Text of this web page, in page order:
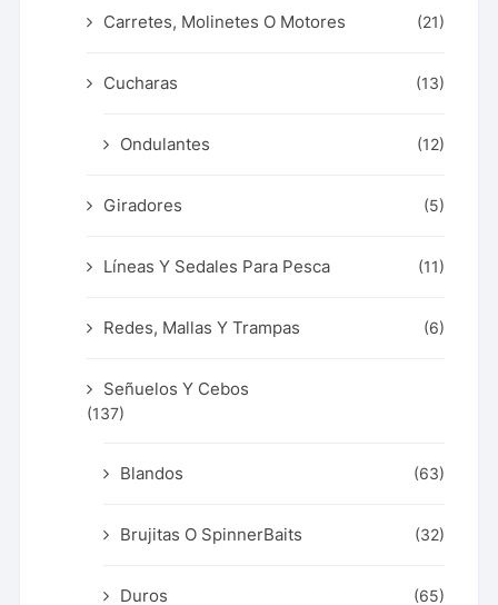
Carretes, Molinetes O Motores (21)
Cucharas (13)
Ondulantes (12)
Giradores (5)
Líneas Y Sedales Para Pesca (11)
Redes, Mallas Y Trampas (6)
Señuelos Y Cebos
(137)
Blandos (63)
Brujitas O SpinnerBaits (32)
Duros (65)